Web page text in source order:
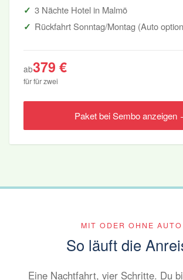
3 Nächte Hotel in Malmö
Rückfahrt Sonntag/Montag (Auto
ab379 €
für für zwei
Paket bei Sembo anzeigen
MIT ODER OHNE AUTO
So läuft die
Eine Nachtfahrt, vier Schritte. Du